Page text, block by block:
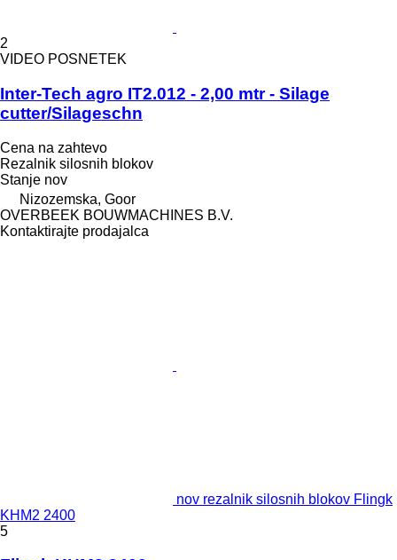
2
VIDEO POSNETEK
Inter-Tech agro IT2.012 - 2,00 mtr - Silage
cutter/Silageschn
Cena na zahtevo
Rezalnik silosnih blokov
Stanje nov
Nizozemska, Goor
OVERBEEK BOUWMACHINES B.V.
Kontaktirajte prodajalca
nov rezalnik silosnih blokov Flingk
KHM2 2400
5